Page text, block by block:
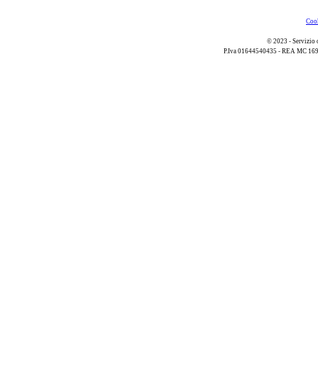
© 2023 - Servizio
P.Iva 01644540435 - REA MC